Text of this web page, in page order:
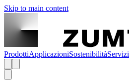
Skip to main content
ProdottiApplicazioniSostenibilitàServizi